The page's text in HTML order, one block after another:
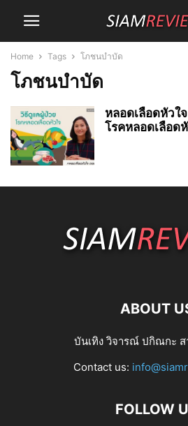
Home Tags โภชนบำบัด
โภชนบำบัด
หลอดเลือดหัวใ
โรคหลอดเลือด
ABOUT
บันเทิง วิจารณ์ ปกิณกะ
Contact us:
FOLLOW